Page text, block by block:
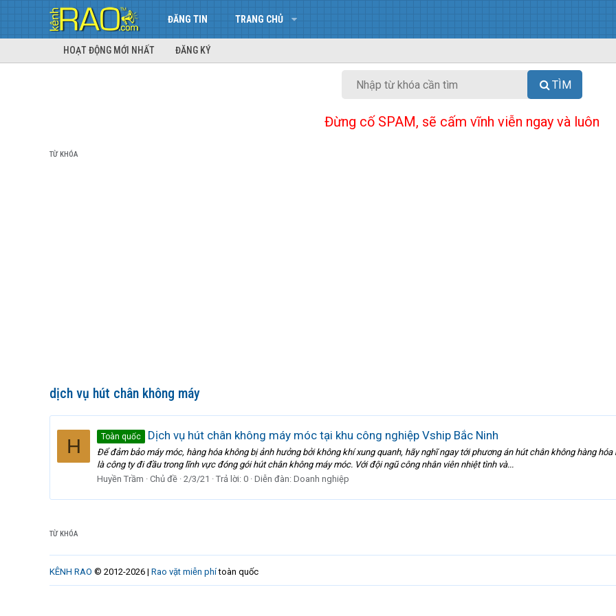
ĐĂNG TIN TRANG CHỦ
HOẠT ĐỘNG MỚI NHẤT ĐĂNG KÝ
TÌM
Đừng cố SPAM, sẽ cấm vĩnh viễn ngay và luôn
TỪ KHÓA
dịch vụ hút chân không máy
H Toàn quốc Dịch vụ hút chân không máy móc tại khu công nghiệp Vship Bắc Ninh
Để đảm bảo máy móc, hàng hóa không bị ảnh hưởng bởi không khí xung quanh, hãy nghĩ ngay tới phương án hút chân không hàng
là công ty đi đầu trong lĩnh vực đóng gói hút chân không máy móc. Với đội ngũ công nhân viên nhiệt tình và...
Huyền Trầm
Chủ đề 2/3/21 Trả lời: 0 Diễn đàn: Doanh nghiệp
TỪ KHÓA
KÊNH RAO © 2012-2026 | Rao vặt miễn phítoàn quốc